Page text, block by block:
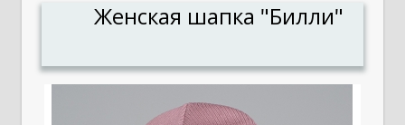
Женская шапка "Билли"